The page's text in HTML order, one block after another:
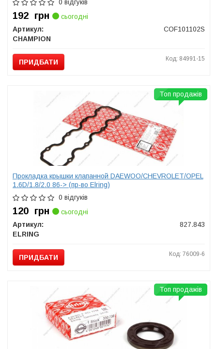
0 відгуків
192 грн
сьогодні
Артикул:
COF101102S
CHAMPION
ПРИДБАТИ Код: 84991-15
Прокладка крышки клапанной DAEWOO/CHEVROLET/OPEL
1.6D/1.8/2.0 86-> (пр-во Elring)
0 відгуків
120 грн
сьогодні
Артикул:
827.843
ELRING
ПРИДБАТИ Код: 76009-6
Топ продажів
Топ продажів